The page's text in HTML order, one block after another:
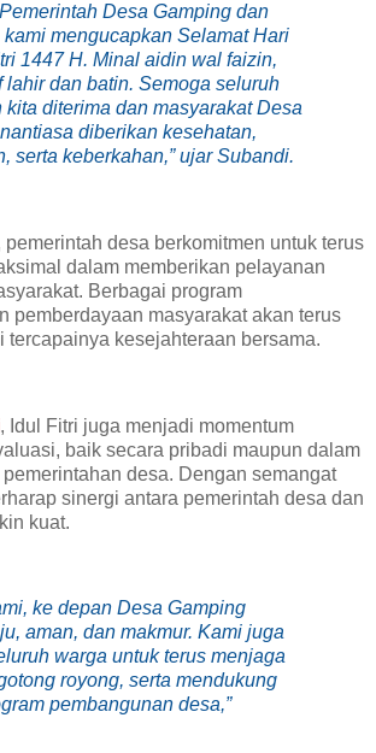
Desa Gamping dan
kami mengucapkan Selamat Hari
1447 H. Minal aidin wal faizin,
lahir dan batin. Semoga seluruh
kita diterima dan masyarakat Desa
diberikan kesehatan,
serta keberkahan,” ujar Subandi.
pemerintah desa berkomitmen untuk terus
dalam memberikan pelayanan
Berbagai program
pemberdayaan masyarakat akan terus
tercapainya kesejahteraan bersama.
, Idul Fitri juga menjadi momentum
baik secara pribadi maupun dalam
desa. Dengan semangat
sinergi antara pemerintah desa dan
kuat.
ke depan Desa Gamping
aman, dan makmur. Kami juga
warga untuk terus menjaga
royong, serta mendukung
pembangunan desa,”